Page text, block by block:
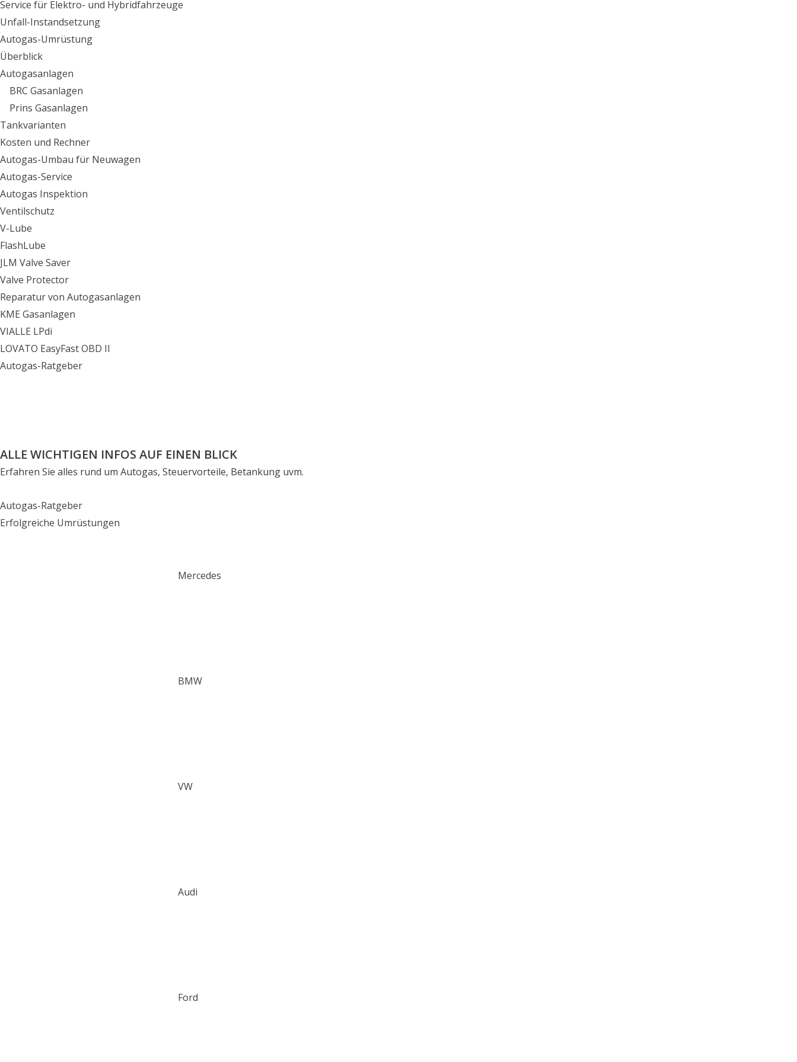
Service für Elektro- und Hybridfahrzeuge
Unfall-Instandsetzung
Autogas-Umrüstung
Überblick
Autogasanlagen
BRC Gasanlagen
Prins Gasanlagen
Tankvarianten
Kosten und Rechner
Autogas-Umbau für Neuwagen
Autogas-Service
Autogas Inspektion
Ventilschutz
V-Lube
FlashLube
JLM Valve Saver
Valve Protector
Reparatur von Autogasanlagen
KME Gasanlagen
VIALLE LPdi
LOVATO EasyFast OBD II
Autogas-Ratgeber
ALLE WICHTIGEN INFOS AUF EINEN BLICK
Erfahren Sie alles rund um Autogas, Steuervorteile, Betankung uvm.
Autogas-Ratgeber
Erfolgreiche Umrüstungen
Mercedes
BMW
VW
Audi
Ford